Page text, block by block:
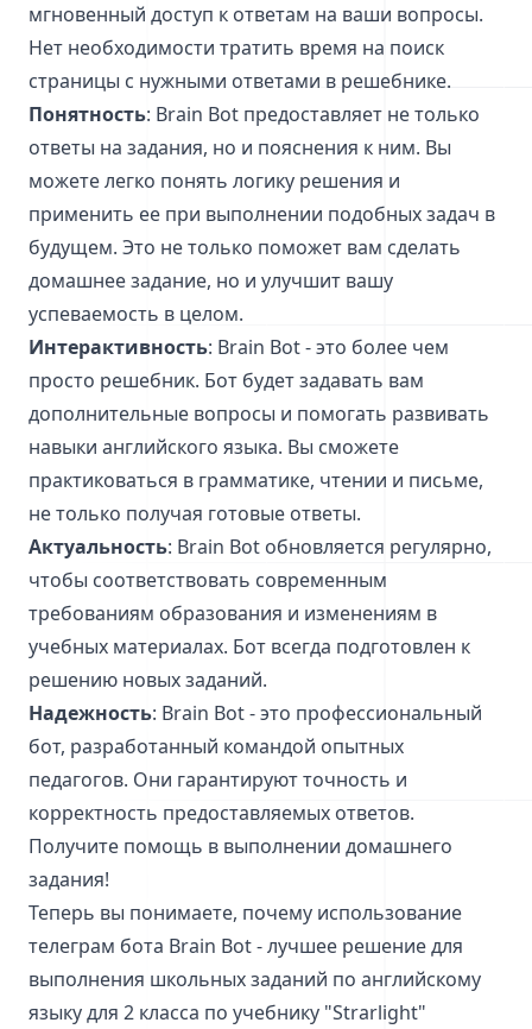
мгновенный доступ к ответам на ваши вопросы.
Нет необходимости тратить время на поиск
страницы с нужными ответами в решебнике.
Понятность: Brain Bot предоставляет не только
ответы на задания, но и пояснения к ним. Вы
можете легко понять логику решения и
применить ее при выполнении подобных задач в
будущем. Это не только поможет вам сделать
домашнее задание, но и улучшит вашу
успеваемость в целом.
Интерактивность: Brain Bot - это более чем
просто решебник. Бот будет задавать вам
дополнительные вопросы и помогать развивать
навыки английского языка. Вы сможете
практиковаться в грамматике, чтении и письме,
не только получая готовые ответы.
Актуальность: Brain Bot обновляется регулярно,
чтобы соответствовать современным
требованиям образования и изменениям в
учебных материалах. Бот всегда подготовлен к
решению новых заданий.
Надежность: Brain Bot - это профессиональный
бот, разработанный командой опытных
педагогов. Они гарантируют точность и
корректность предоставляемых ответов.
Получите помощь в выполнении домашнего
задания!
Теперь вы понимаете, почему использование
телеграм бота Brain Bot - лучшее решение для
выполнения школьных заданий по английскому
языку для 2 класса по учебнику "Strarlight"